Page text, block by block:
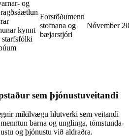
og
kynnt
Forstöðumenn
stofnana og
bæjarstjóri
Nóvember
sem þjónustuveitandi
mikilvægu hlutverki sem veitandi
barna og unglinga, tómstunda-
og þjónustu við aldraðra.